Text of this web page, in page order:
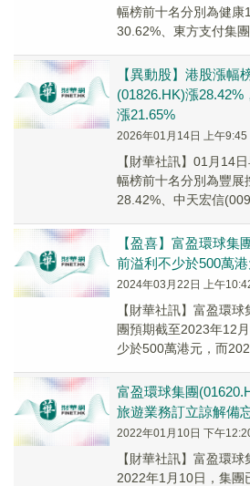
幅榜前十名分別為健
30.62%、東方支付集
【異動股】港股漲幅
(01826.HK)漲28.42%
漲21.65%
2026年01月14日 上午9:45
【財華社訊】01月14
幅榜前十名分別為豐
28.42%、中天宏信
【盈喜】富盈環球集
前溢利不少於500萬
2024年03月22日 上午
【財華社訊】富盈環
團預期截至2023年12
少於500萬港元，而
富盈環球集團
旅遊業務訂立諒解備
2022年01月10日 下午
【財華社訊】富盈環
2022年1月10日，集團